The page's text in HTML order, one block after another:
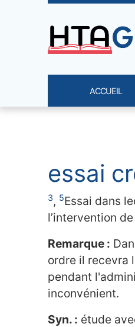
Navigation
essai
3, 5Essai dans
l’intervention
Remarque :
ordre il recevra
pendant
inconvénient.
Syn. : étude
Site identity,
ACCUEIL